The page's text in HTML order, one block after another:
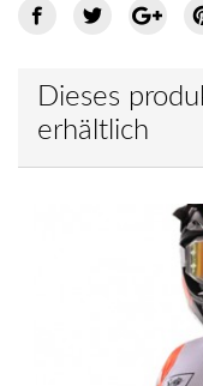
Dieses
erhältlich